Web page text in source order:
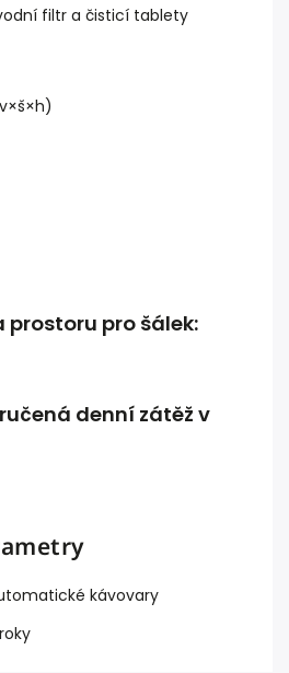
filtr a čisticí tablety
pro šálek:
denní zátěž v
kávovary